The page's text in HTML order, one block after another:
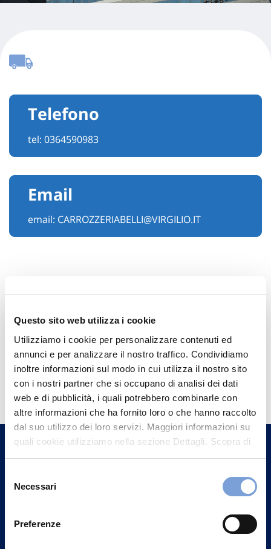
Questo sito web utilizza i cookie
Utilizziamo i cookie per personalizzare contenuti ed
annunci e per analizzare il nostro traffico. Condividiamo
inoltre informazioni sul modo in cui utilizza il nostro sito
con i nostri partner che si occupano di analisi dei dati
web e di pubblicità, i quali potrebbero combinarle con
altre informazioni che ha fornito loro o che hanno raccolto
dal suo utilizzo dei loro servizi. Maggiori informazioni su
quali cookie utilizziamo nella sezione Dettagli. Scopra di
più su chi siamo, come può contattarci e come trattiamo i
può trovare nel footer del sito nella sezione "Informativa
delNecessari
Preferenze
Telefono
tel: 0364590983
Email
email: CARROZZERIABELLI@VIRGILIO.IT
Hai bisogno di
informazioni?
Trova l'Agenzia più vicina a te e parla con
un nostro Agente.